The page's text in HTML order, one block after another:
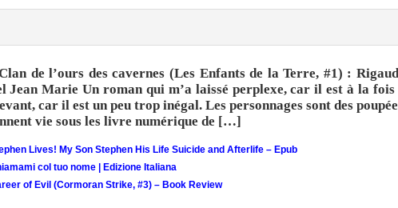
de l’ours des cavernes (Les Enfants de la Terre, #1) :
Jean Marie Un roman qui m’a laissé perplexe, car il est à la fois
car il est un peu trop inégal. Les personnages sont des
vie sous les livre numérique de […]
Lives! My Son Stephen His Life Suicide and Afterlife – Epub
col tuo nome | Edizione Italiana
of Evil (Cormoran Strike, #3) – Book Review